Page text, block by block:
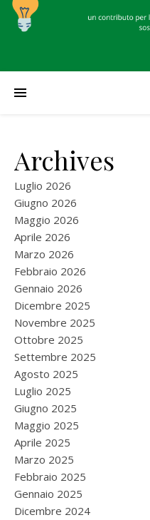
Archives
Luglio 2026
Giugno 2026
Maggio 2026
Aprile 2026
Marzo 2026
Febbraio 2026
Gennaio 2026
Dicembre 2025
Novembre 2025
Ottobre 2025
Settembre 2025
Agosto 2025
Luglio 2025
Giugno 2025
Maggio 2025
Aprile 2025
Marzo 2025
Febbraio 2025
Gennaio 2025
Dicembre 2024